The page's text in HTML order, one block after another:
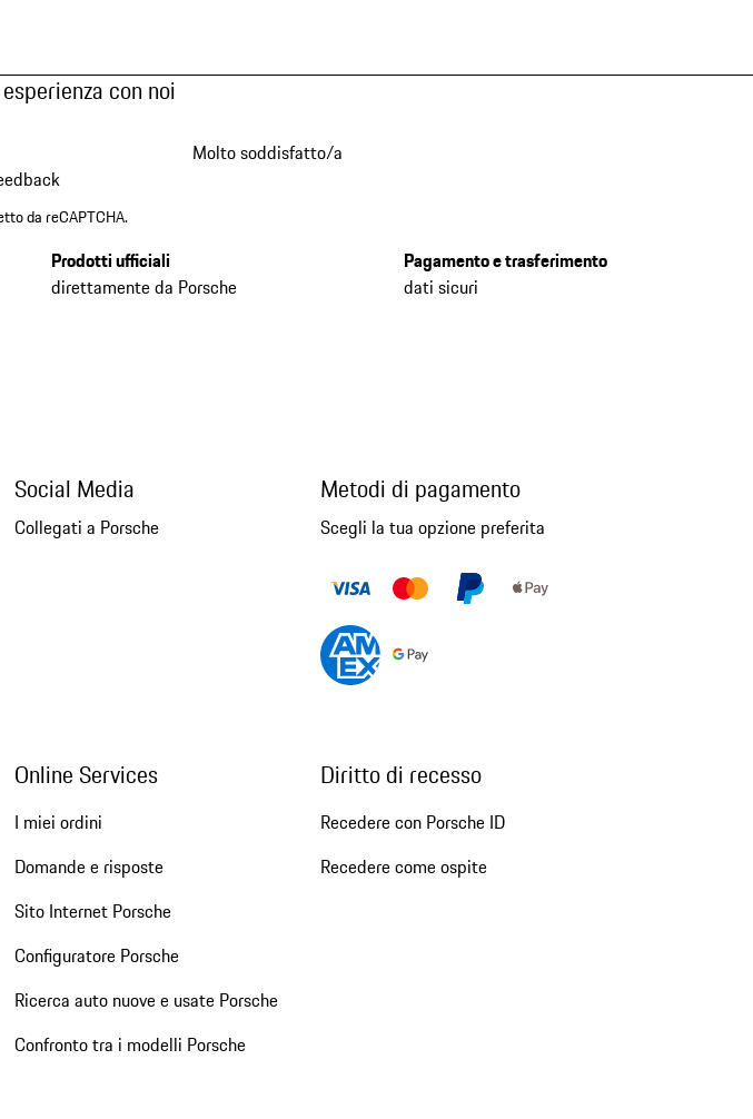
con noi
Molto soddisfatto/a
da reCAPTCHA.
Prodotti ufficiali
direttamente da Porsche
Pagamento e trasferimento
dati sicuri
Social Media
Collegati a Porsche
Metodi di pagamento
Scegli la tua opzione preferita
Online Services
I miei ordini
Domande e risposte
Sito Internet Porsche
Configuratore Porsche
Ricerca auto nuove e usate Porsche
Confronto tra i modelli Porsche
Diritto di recesso
Recedere con Porsche ID
Recedere come ospite